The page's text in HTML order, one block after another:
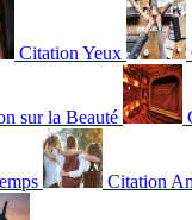
Citation Yeux
sur la Beauté
Citation